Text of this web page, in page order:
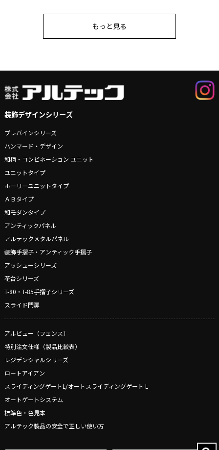
もっと見る
装飾デザインシリーズ
プレバインシリーズ
ハンマード・デザイン
和柄・コンビネーション ユニット
ユニットタイプ
ホーリーユニットタイプ
ＡＢタイプ
和モダンタイプ
アンティックパネル
アルテックメタルパネル
装飾手摺子・アンティック手摺子
アッシューシリーズ
花台シリーズ
T-80・T-85手摺子シリーズ
スライド門扉
アルビュー（フェンス）
特別注文仕様（製品比較表）
レジデンシャルシリーズ
ロートアイアン
スライディングゲートL/オートスライディングゲート L
オートゲートシステム
標準色・色見本
アルテック製品の安全で正しい使い方